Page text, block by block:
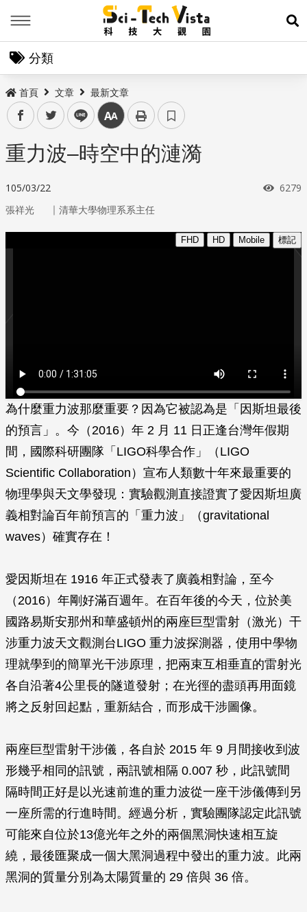
展
分類
首頁 文章 最新文章
facebooktwitter line 中
重力波–時空中的漣漪
105/03/22 瀏覽
6279
張祥光 ｜ 清華大學物理系系主任
為什麼重力波那麼重要？因為它被認為是「因斯坦最後
的預言」。今（2016）年 2 月 11 日正逢台灣年假期
間，國際科研團隊「LIGO科學合作」（LIGO
Scientific Collaboration）宣布人類數十年來最重要的
物理學與天文學發現：實驗觀測直接證實了愛因斯坦廣
義相對論百年前預言的「重力波」（gravitational
waves）確實存在！
愛因斯坦在 1916 年正式發表了廣義相對論，至今
（2016）年剛好滿百週年。在百年後的今天，位於美
國路易斯安那州和華盛頓州的兩座巨型雷射（激光）干
涉重力波天文觀測台LIGO 重力波探測器，使用中學物
理就學到的簡單光干涉原理，把兩束互相垂直的雷射光
各自沿著4公里長的隧道發射；在光徑的盡頭再用面鏡
將之反射回起點，重新結合，而形成干涉圖像。
兩座巨型雷射干涉儀，各自於 2015 年 9 月間接收到波
形幾乎相同的訊號，兩訊號相隔 0.007 秒，此訊號間
隔時間正好是以光速前進的重力波從一座干涉儀傳到另
一座所需的行進時間。經過分析，實驗團隊認定此訊號
可能來自位於13億光年之外的兩個黑洞快速相互旋
繞，最後匯聚成一個大黑洞過程中發出的重力波。此兩
黑洞的質量分別為太陽質量的 29 倍與 36 倍。